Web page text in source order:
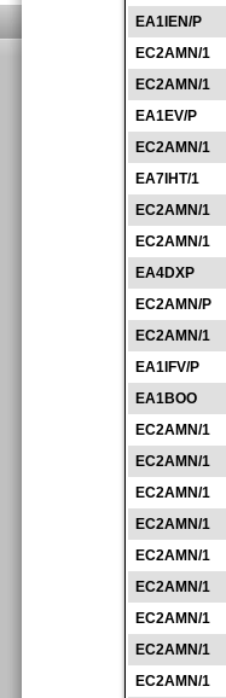
EA1IEN/P
EC2AMN/1
EC2AMN/1
EA1EV/P
EC2AMN/1
EA7IHT/1
EC2AMN/1
EC2AMN/1
EA4DXP
EC2AMN/P
EC2AMN/1
EA1IFV/P
EA1BOO
EC2AMN/1
EC2AMN/1
EC2AMN/1
EC2AMN/1
EC2AMN/1
EC2AMN/1
EC2AMN/1
EC2AMN/1
EC2AMN/1